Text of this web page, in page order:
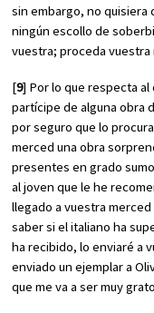
sin embargo, no quisiera
ningún escollo de
vuestra; proceda
[9] Por lo que respecta
partícipe de alguna obra
por seguro que lo
merced una obra
presentes en grado
al joven que le he
llegado a vuestra
saber si el italiano ha
ha recibido, lo enviaré a
enviado un ejemplar a
que me va a ser muy